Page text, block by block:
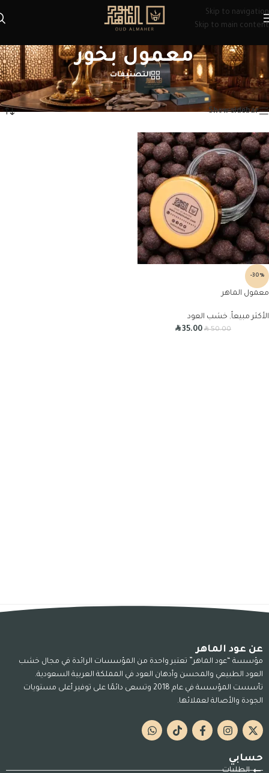
Skip to navigation
Skip to main content
معمول بخور
التصنيفات
الرئيسية/منتجات تحت الوسم “معمول بخور” عرض النتيجة الوحيدة
Show sidebar
-30%
معمول الماهر
الأكثر مبيعاً, خشب العود
R50.00
R35.00
عن عود الماهر
مؤسسة “عود الماهر” تعتبر واحدة من المؤسسات الرائدة في مجال خشب
العود الطبيعي والمحسن وأدهان العود في المملكة العربية السعودية.
تأسست المؤسسة في عام 2018 وتسعى دائمًا على توفير أعلى مستويات
الجودة والأصالة لعملائها.
حسابي
الطلبات